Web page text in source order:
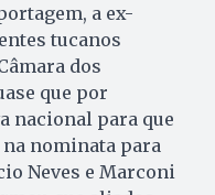
a ex-
tucanos
dos
que por
nacional para que
nominata para
Neves e Marconi